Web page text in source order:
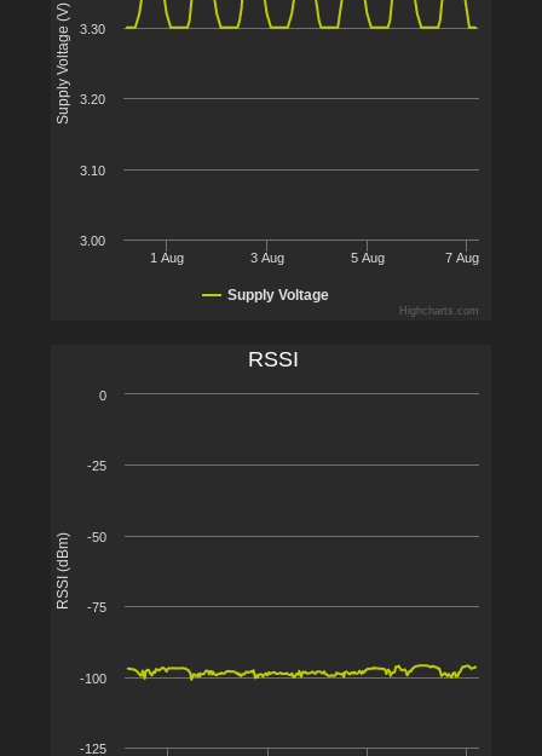
Supply Voltage (V)
Supply Voltage
1 Aug 3 Aug 5 Aug 7 Aug
3.00
3.10
3.20
3.30
Highcharts.com
RSSI (dBm)
-125
-100
-75
-50
-25
0
RSSI